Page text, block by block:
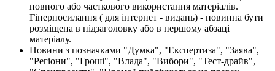
повного або часткового використання матеріалів.
Гіперпосилання ( для інтернет - видань) - повинна бути
розміщена в підзаголовку або в першому абзаці
матеріалу.
Новини з позначками "Думка", "Експертиза", "Заява",
"Регіони", "Гроші", "Влада", "Вибори", "Тест-драйв",